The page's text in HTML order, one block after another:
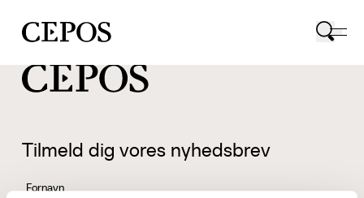
CEPOS logo
Tilmeld dig vores nyhedsbrev
Fornavn